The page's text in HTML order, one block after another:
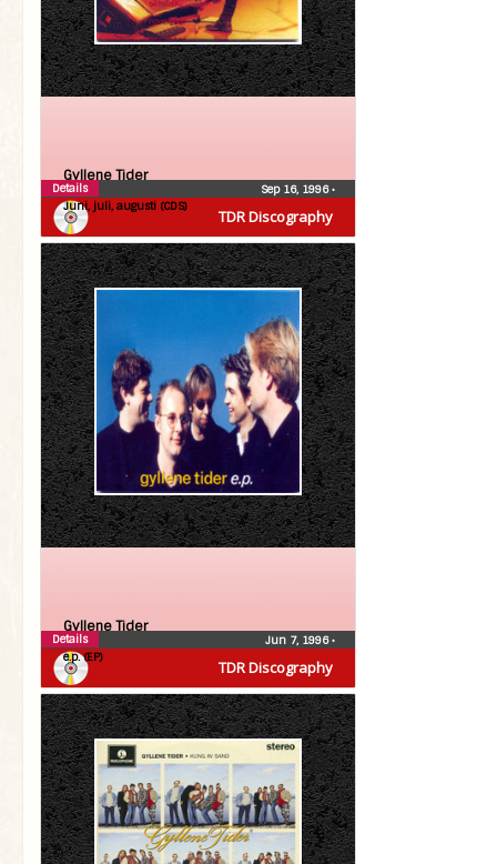
TDR Discography
Gyllene Tider
Juni, juli, augusti (CDS)
Sep 16, 1996•
Details
TDR Discography
Gyllene Tider
e.p. (EP)
Jun 7, 1996•
Details